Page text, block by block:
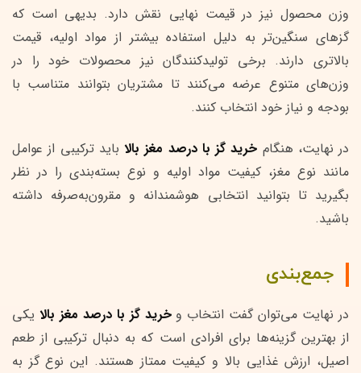
وزن محصول نیز در قیمت نهایی نقش دارد. بدیهی است که
گزهای سنگین‌تر به دلیل استفاده بیشتر از مواد اولیه، قیمت
بالاتری دارند. برخی تولیدکنندگان نیز محصولات خود را در
وزن‌های متنوع عرضه می‌کنند تا مشتریان بتوانند متناسب با
بودجه و نیاز خود انتخاب کنند.
در نهایت، هنگام خرید گز با درصد مغز بالا باید ترکیبی از عوامل
مانند نوع مغز، کیفیت مواد اولیه و نوع بسته‌بندی را در نظر
بگیرید تا بتوانید انتخابی هوشمندانه و مقرون‌به‌صرفه داشته
باشید.
جمع‌بندی
در نهایت می‌توان گفت انتخاب وخرید گز با درصد مغز بالا یکی
از بهترین گزینه‌ها برای افرادی است که به دنبال ترکیبی از طعم
اصیل، ارزش غذایی بالا و کیفیت ممتاز هستند. این نوع گز به